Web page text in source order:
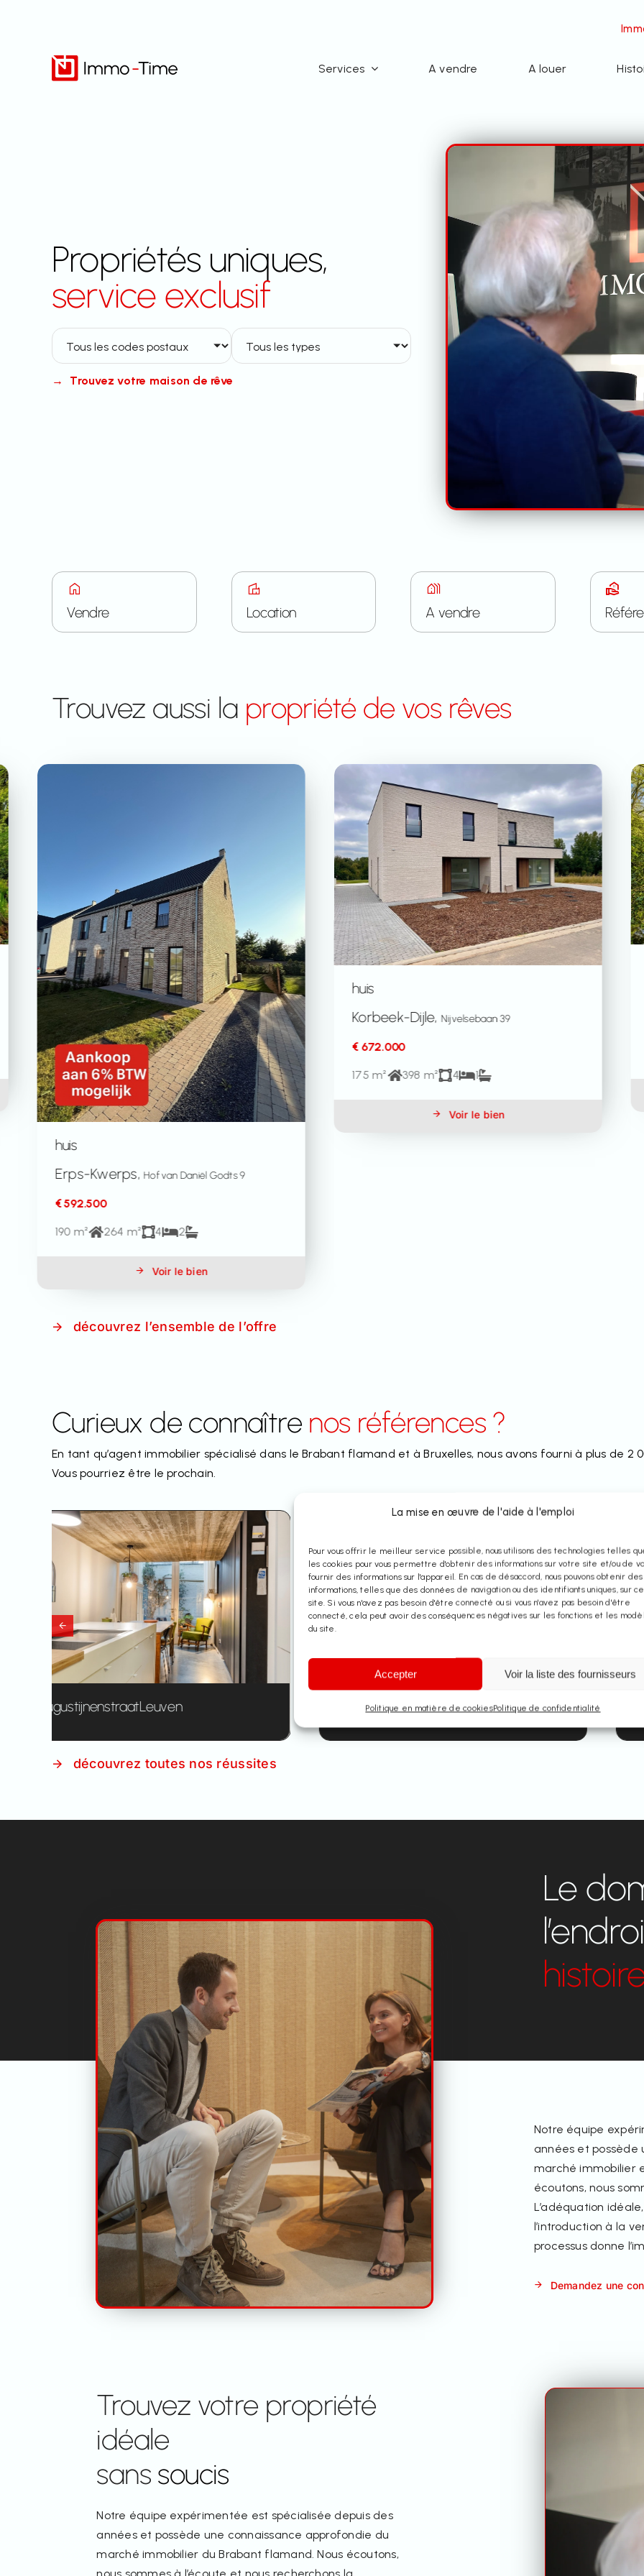
La mise en œuvre de l'aide à l'emploi
Pour vous offrir le meilleur service possible, nous utilisons des technologies telles
les cookies pour vous permettre d'obtenir des informations sur votre site et/ou de
fournir des informations sur l'appareil. En cas de désaccord, nous pouvons obtenir des
informations, telles que des données de navigation ou des identifiants uniques, sur ce
site. Si vous n'avez pas besoin d'être connecté ou si vous n'avez pas besoin d'être
connecté, cela peut avoir des conséquences négatives sur les fonctions et les
du site.
Accepter Voir la liste des fournisseurs
Politique en matière de cookiesPolitique de confidentialité
Services A vendre A louer
Propriétés uniques,
service exclusif
→ Trouvez votre maison de rêve
Vendre Location A vendre
Trouvez aussi la propriété de vos rêves
huis
Korbeek-Dijle,Nijvelsebaan 39
€ 672.000
175 m² 398 m² 4 1
Voir le bien
kasteel
Lubbeek,
€ 2.885.000
1187 m²
découvrez l’ensemble de l’offre
Curieux de connaître nos références ?
En tant qu’agent immobilier spécialisé dans le Brabant flamand et à Bruxelles, nous avons fourni à plus de 2
Vous pourriez être le prochain.
Koning Leopold III Laan BerkendreefHolsbeek
découvrez toutes nos réussites
Le
Notre équipe
années et possède
marché immobilier
écoutons, nous
L’adéquation
l’introduction à la
processus donne
Demandez une
Trouvez votre propriété
idéale
sans soucis
Notre équipe expérimentée est spécialisée depuis des
années et possède une connaissance approfondie du
marché immobilier du Brabant flamand. Nous écoutons,